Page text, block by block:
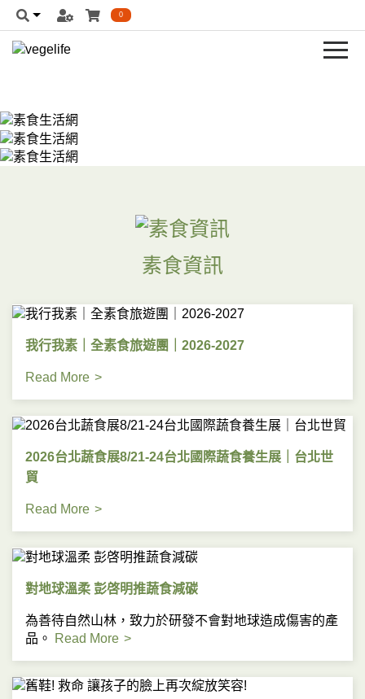
0
素食資訊
我行我素｜全素食旅遊團｜2026-2027
Read More
2026台北蔬食展8/21-24台北國際蔬食養生展｜台北世
貿
Read More
對地球溫柔 彭啓明推蔬食減碳
為善待自然山林，致力於研發不會對地球造成傷害的產
品。
Read More